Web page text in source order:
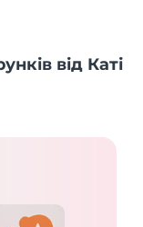
від Каті